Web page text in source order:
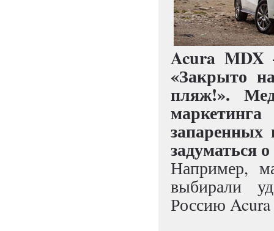
Acura MDX
«Закрыто
пляж!».
задуматься
Например,
выбирали
Россию